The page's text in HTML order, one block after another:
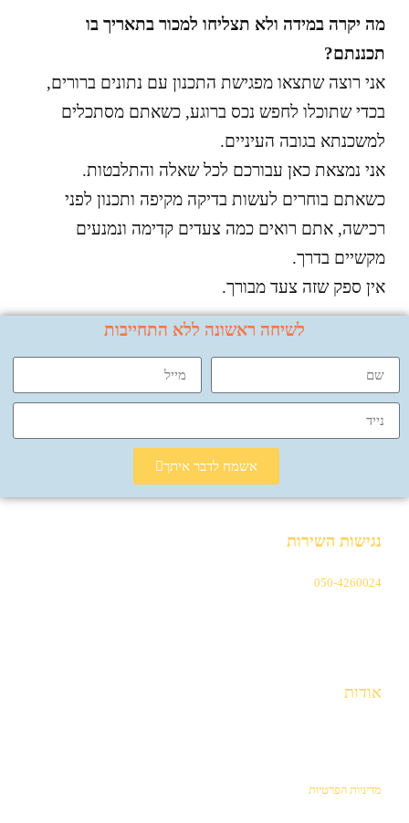
מה יקרה במידה ולא תצליחו למכור בתאריך בו
תכננתם?
אני רוצה שתצאו מפגישת התכנון עם נתונים ברורים,
בכדי שתוכלו לחפש נכס ברוגע, כשאתם מסתכלים
למשכנתא בגובה העיניים.
אני נמצאת כאן עבורכם לכל שאלה והתלבטות.
כשאתם בוחרים לעשות בדיקה מקיפה ותכנון לפני
רכישה, אתם רואים כמה צעדים קדימה ונמנעים
מקשיים בדרך.
אין ספק שזה צעד מבורך.
לשיחה ראשונה ללא התחייבות
אשמח לדבר איתך
נגישות השירות
050-4260024
אודות
מדיניות הפרטיות